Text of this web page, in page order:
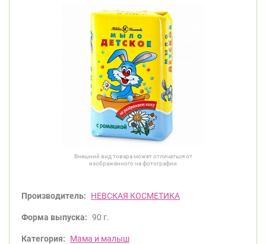
Внешний вид товара может отличаться от
изображённого на фотографии
Производитель: НЕВСКАЯ КОСМЕТИКА
Форма выпуска: 90 г.
Категория: Мама и малыш